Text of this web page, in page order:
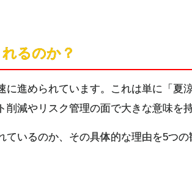
るのか？
に進められています。これは単に「夏
減やリスク管理の面で大きな意味を
いるのか、その具体的な理由を5つの